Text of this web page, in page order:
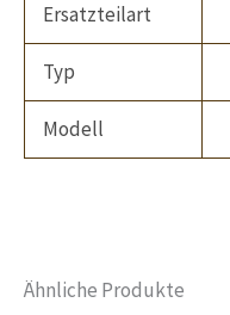
Ersatzteilart
Typ
Modell
Ähnliche Produkte